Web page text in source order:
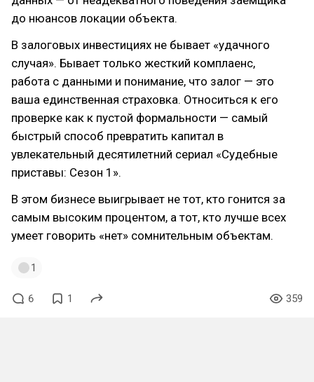
до нюансов локации объекта.
В залоговых инвестициях не бывает «удачного
случая». Бывает только жесткий комплаенс,
работа с данными и понимание, что залог — это
ваша единственная страховка. Относиться к его
проверке как к пустой формальности — самый
быстрый способ превратить капитал в
увлекательный десятилетний сериал «Судебные
приставы: Сезон 1».
В этом бизнесе выигрывает не тот, кто гонится за
самым высоким процентом, а тот, кто лучше всех
умеет говорить «нет» сомнительным объектам.
1
6 1 359